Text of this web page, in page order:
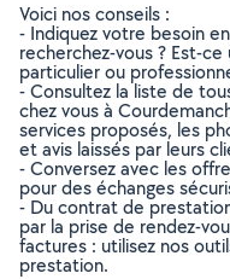
Voici nos conseils :
- Indiquez votre besoin
recherchez-vous ? Est-
particulier ou
- Consultez la liste de
chez vous à
services proposés, les
et avis laissés par leurs
- Conversez avec les
pour des échanges
- Du contrat de
par la prise de rendez-
factures : utilisez nos
prestation.